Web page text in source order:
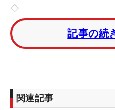
◇
先週行われた海外メジャ
選手権」。古江彩佳が最
国内女子ツアーでは2023
記事の続
関連記事